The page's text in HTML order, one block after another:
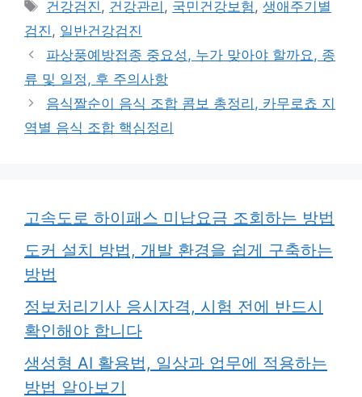
리
그
건강검진 , 건강관리 , 국민건강보험 ,생애주기별
검진 , 일반건강검진
파상풍예방접종 중요성, 누가 맞아야 할까요, 종
류 및 일정, 후 주의사항
음식짤순이 음식 조합 콤보 총정리, 카무로쵸 지
역별 음식 조합 핵심정리
고속도로 하이패스 미납요금 조회하는 방법
도커 설치 방법, 개발 환경을 쉽게 구축하는
방법
정보처리기사 응시자격, 시험 전에 반드시
확인해야 합니다
생성형 AI 활용법, 일상과 업무에 적용하는
방법 알아보기